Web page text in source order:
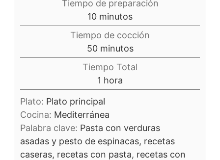
Tiempo de preparación
10minutos
minutos
Tiempo de cocción
50minutos
minutos
Tiempo Total
1 hora
hora
Plato: Plato principal
Cocina: Mediterránea
Palabra clave: Pasta con verduras
asadas y pesto de espinacas, recetas
caseras, recetas con pasta, recetas con